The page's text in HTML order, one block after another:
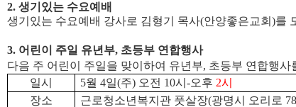
2. 생기있는 수요예배
생기있는 수요예배 강사로 김형기 목사(안양좋은교회 )를
3. 어린이 주일 유년부, 초등부 연합행사
다음 주 어린이 주일을 맞이하여 유년부, 초등부 연합행사
일시
5월 4일(주) 오전 10시 -오후 2시
장소
근로청소년복지관 풋살장(광명시 오리로